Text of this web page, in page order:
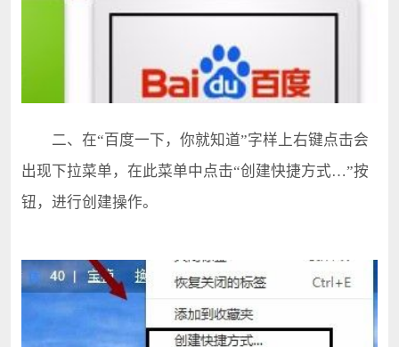
二、在“百度一下，你就知道”字样上右键点击会
出现下拉菜单，在此菜单中点击“创建快捷方式…”按
钮，进行创建操作。